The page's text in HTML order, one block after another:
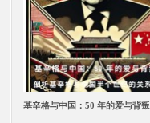
基辛格与中国：50 年的爱与背叛